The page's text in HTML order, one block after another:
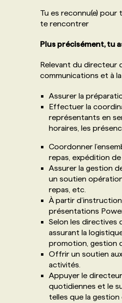
Tu es reconnu(e)
te rencontrer
Plus précisément, tu
Relevant du directeur
communications et à
Assurer la
Effectuer la
représentants en
horaires, les
Coordonner
repas, expédition
Assurer la gestion
un soutien
repas, etc.
À partir
présentations
Selon les directives
assurant la
promotion, gestion
Offrir un soutien
activités.
Appuyer le
quotidiennes et le
telles que la